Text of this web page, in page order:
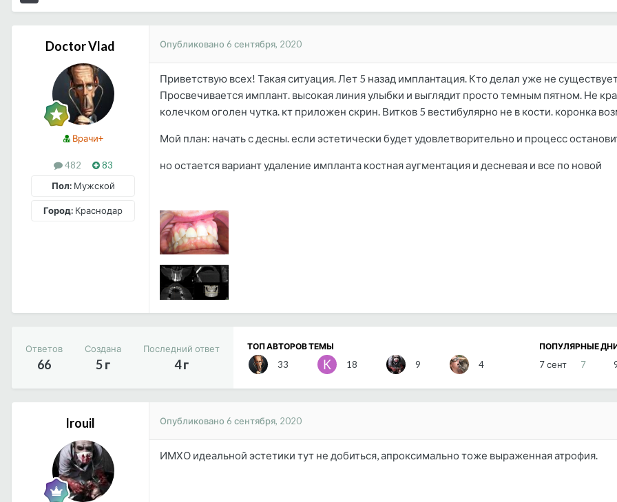
Doctor Vlad
Врачи+
482
83
Пол:Мужской
Город: Краснодар
Опубликовано 6 сентября, 2020
Приветствую всех! Такая ситуация. Лет 5 назад имплантация. Кто делал уже не
Просвечивается имплант. высокая линия улыбки и выглядит просто темным пятном. Не
колечком оголен чутка. кт приложен скрин. Витков 5 вестибулярно не в кости. коронка
Мой план: начать с десны. если эстетически будет удовлетворительно и процесс
но остается вариант удаление импланта костная аугментация и десневая и все по новой
Ответов
66
Создана
5 г
Последний ответ
4 г
ТОП АВТОРОВ ТЕМЫ
33 18 9 4
ПОПУЛЯРНЫЕ
7 сент 7
Irouil Опубликовано 6 сентября, 2020
ИМХО идеальной эстетики тут не добиться, апроксимально тоже выраженная атрофия.